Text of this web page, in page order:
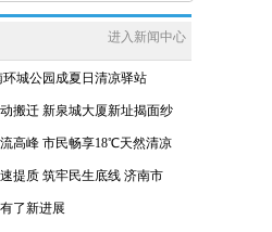
进入新闻中心
城公园成夏日清凉驿站
搬迁 新泉城大厦新址揭面纱
高峰 市民畅享18℃天然清凉
提质 筑牢民生底线 济南市
了新进展